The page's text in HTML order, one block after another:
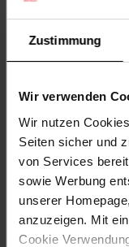
Zustimmung
Wir verwenden
Wir nutzen
Seiten sicher und
von Services
sowie Werbung
unserer
anzuzeigen. Mit
Cookie
Artikel gehört zur